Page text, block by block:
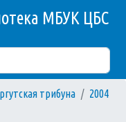
МБУК ЦБС
трибуна
2004